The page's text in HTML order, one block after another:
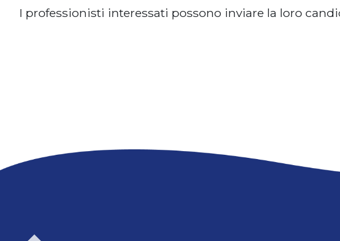
I professionisti interessati possono inviare la loro